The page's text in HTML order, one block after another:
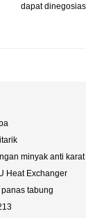
dapat
minyak anti karat
Heat Exchanger
tabung